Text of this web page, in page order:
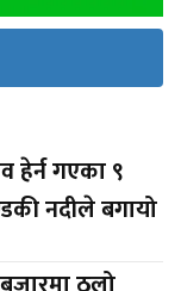
हेर्न गएका ९
नदीले बगायो